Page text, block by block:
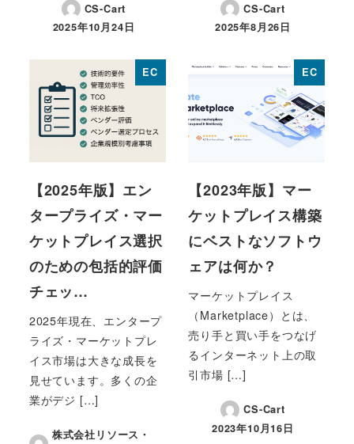
CS-Cart
投稿日
2025年10月24日
CS-Cart
投稿日
2025年8月26日
EC
【2025年版】エン
タープライズ・マー
ケットプレイス選択
のための包括的評価
チェッ…
2025年現在、エンタープ
ライズ・マーケットプレ
イス市場は大きな成長を
見せています。多くの企
業がデジ […]
株式会社リソース・
EC
【2023年版】マー
ケットプレイス構築
にベストなソフトウ
ェアは何か？
マーケットプレイス
（Marketplace）とは、
売り手と買い手をつなげ
るインターネット上の取
引市場 […]
CS-Cart
投稿日
2023年10月16日